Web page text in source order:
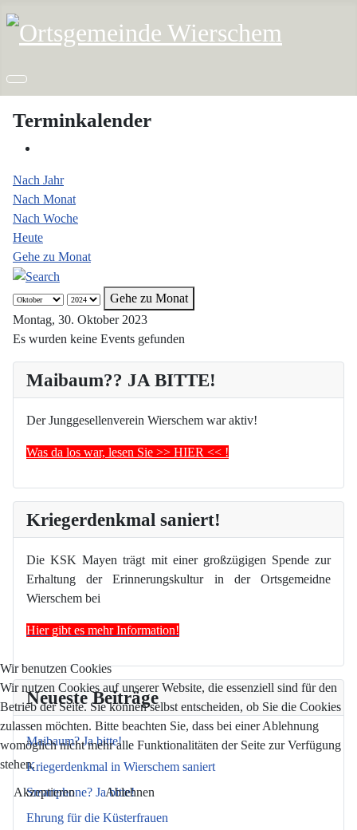
Maibaum?? JA BITTE!
Der Junggesellenverein Wierschem war aktiv!
Was da los war, lesen Sie >> HIER << !
Kriegerdenkmal saniert!
Die KSK Mayen trägt mit einer großzügigen Spende zur
Erhaltung der Erinnerungskultur in der Ortsgemeidne
Wierschem bei
Hier gibt es mehr Information!
Neueste Beiträge
Maibaum? Ja bitte!
Kriegerdenkmal in Wierschem saniert
Smartphone? Ja bitte!
Ehrung für die Küsterfrauen
Terminkalender
Nach Jahr
Nach Monat
Nach Woche
Heute
Gehe zu Monat
Gehe zu Monat
Montag, 30. Oktober 2023
Es wurden keine Events gefunden
Wir benutzen Cookies
Wir nutzen Cookies auf unserer Website, die essenziell sind für den
Betrieb der Seite. Sie können selbst entscheiden, ob Sie die Cookies
zulassen möchten. Bitte beachten Sie, dass bei einer Ablehnung
womöglich nicht mehr alle Funktionalitäten der Seite zur Verfügung
stehen.
Akzeptieren Ablehnen